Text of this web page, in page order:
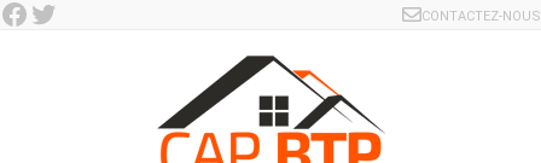
Skip
Facebook Twitter CONTACTEZ-NOUS